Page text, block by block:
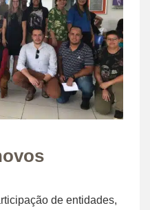
de entidades,